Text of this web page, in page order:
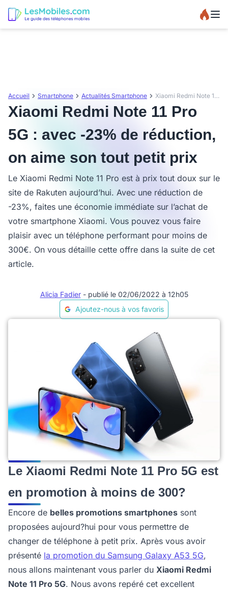
Accueil Smartphone Actualités Smartphone Xiaomi Redmi Note 11 Pro 5G : avec -23% de réduction, on aime son tout petit prix
Xiaomi Redmi Note 11 Pro
5G : avec -23% de réduction,
on aime son tout petit prix
Le Xiaomi Redmi Note 11 Pro est à prix tout doux sur le
site de Rakuten aujourd’hui. Avec une réduction de
-23%, faites une économie immédiate sur l’achat de
votre smartphone Xiaomi. Vous pouvez vous faire
plaisir avec un téléphone performant pour moins de
300€. On vous détaille cette offre dans la suite de cet
article.
Alicia Fadier - publié le 02/06/2022 à 12h05
Ajoutez-nous à vos favoris
Le Xiaomi Redmi Note 11 Pro 5G est
en promotion à moins de 300?
Encore de belles promotions smartphones sont
proposées aujourd?hui pour vous permettre de
changer de téléphone à petit prix. Après vous avoir
présenté la promotion du Samsung Galaxy A53 5G,
nous allons maintenant vous parler du Xiaomi Redmi
Note 11 Pro 5G. Nous avons repéré cet excellent